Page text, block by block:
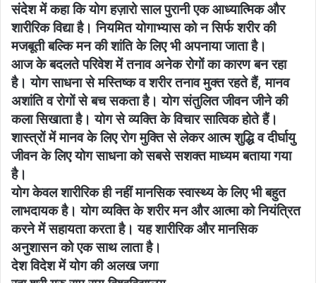
संदेश में कहा कि योग हज़ारो साल पुरानी एक आध्यात्मिक और
शारीरिक विद्या है। नियमित योगाभ्यास को न सिर्फ शरीर की
मजबूती बल्कि मन की शांति के लिए भी अपनाया जाता है।
आज के बदलते परिवेश में तनाव अनेक रोगों का कारण बन रहा
है। योग साधना से मस्तिष्क व शरीर तनाव मुक्त रहते हैं, मानव
अशांति व रोगों से बच सकता है। योग संतुलित जीवन जीने की
कला सिखाता है। योग से व्यक्ति के विचार सात्विक होते हैं।
शास्त्रों में मानव के लिए रोग मुक्ति से लेकर आत्म शुद्धि व दीर्घायु
जीवन के लिए योग साधना को सबसे सशक्त माध्यम बताया गया
है।
योग केवल शारीरिक ही नहीं मानसिक स्वास्थ्य के लिए भी बहुत
लाभदायक है। योग व्यक्ति के शरीर मन और आत्मा को नियंत्रित
करने में सहायता करता है। यह शारीरिक और मानसिक
अनुशासन को एक साथ लाता है।
देश विदेश में योग की अलख जगा